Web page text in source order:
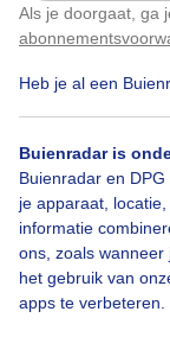
Als je doorgaat, ga
Heb je al een
Buienradar is
Buienradar en
je apparaat,
informatie
ons, zoals
het gebruik van
apps te verbeteren.
Bekijk slideshow